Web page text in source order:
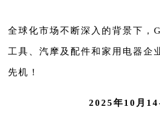
全球化市场不断深入的背景下，
工具、汽摩及配件和家用电器企
先机！
2025年10月